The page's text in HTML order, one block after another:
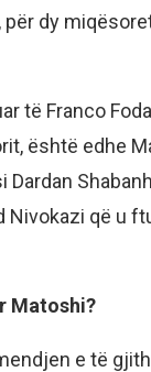
dy
të Franco
është edhe
Nivokazi që u
Matoshi?
e të